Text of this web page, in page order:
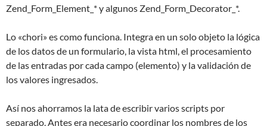
Zend_Form_Element_* y algunos Zend_Form_Decorator_*.
Lo «chori» es como funciona. Integra en un solo objeto la lógica
de los datos de un formulario, la vista html, el procesamiento
de las entradas por cada campo (elemento) y la validación de
los valores ingresados.
Así nos ahorramos la lata de escribir varios scripts por
separado. Antes era necesario coordinar los nombres de los